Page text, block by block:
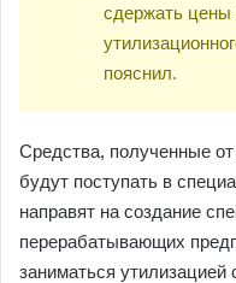
сдержать цены
пояснил.
Средства, полученные
будут поступать в
направят на создание
перерабатывающих
заниматься утилизацией